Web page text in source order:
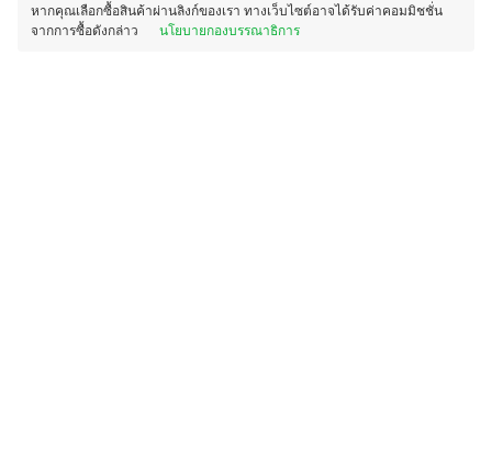
หากคุณเลือกซื้อสินค้าผ่านลิงก์ของเรา ทางเว็บไซต์อาจได้รับค่าคอมมิชชั่น
จากการซื้อดังกล่าว
นโยบายกองบรรณาธิการ